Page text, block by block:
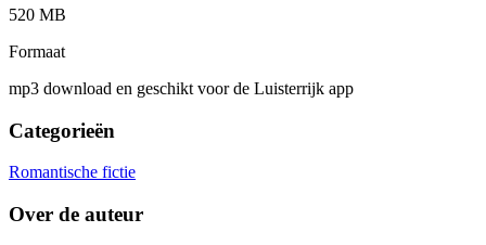
520 MB
Formaat
mp3 download en geschikt voor de Luisterrijk app
Categorieën
Romantische fictie
Over de auteur